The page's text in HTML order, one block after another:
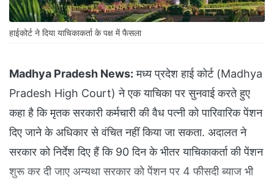
हाईकोर्ट ने दिया याचिकाकर्ता के पक्ष में फैसला
Madhya Pradesh News: मध्य प्रदेश हाई कोर्ट (Madhya
Pradesh High Court) ने एक याचिका पर सुनवाई करते हुए
कहा है कि मृतक सरकारी कर्मचारी की वैध पत्नी को पारिवारिक पेंशन
दिए जाने के अधिकार से वंचित नहीं किया जा सकता. अदालत ने
सरकार को निर्देश दिए हैं कि 90 दिन के भीतर याचिकाकर्ता की पेंशन
शुरू कर दी जाए अन्यथा सरकार को पेंशन पर 4 फीसदी ब्याज भी